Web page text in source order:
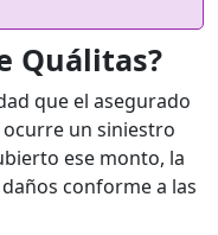
Quálitas?
que el asegurado
un siniestro
ese monto, la
conforme a las